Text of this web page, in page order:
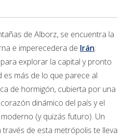
de Alborz, se encuentra la
e imperecedera de Irán:
explorar la capital y pronto
más de lo que parece al
de hormigón, cubierta por una
dinámico del país y el
(y quizás futuro). Un
de esta metrópolis te lleva